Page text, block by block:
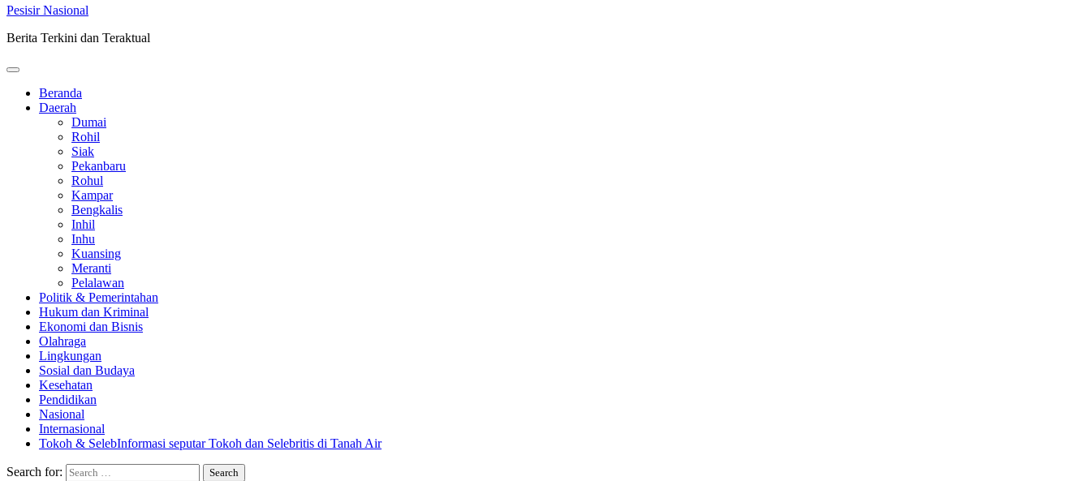
Pesisir Nasional
Berita Terkini dan Teraktual
Beranda
Daerah
Dumai
Rohil
Siak
Pekanbaru
Rohul
Kampar
Bengkalis
Inhil
Inhu
Kuansing
Meranti
Pelalawan
Politik & Pemerintahan
Hukum dan Kriminal
Ekonomi dan Bisnis
Olahraga
Lingkungan
Sosial dan Budaya
Kesehatan
Pendidikan
Nasional
Internasional
Tokoh & SelebInformasi seputar Tokoh dan Selebritis di Tanah Air
Search for: